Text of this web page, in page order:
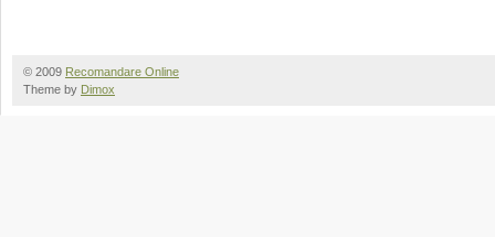
© 2009 Recomandare Online
Theme by Dimox